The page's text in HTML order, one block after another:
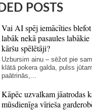
POSTS
Vai AI spēj iemācīties blefot
labāk nekā pasaules labākie
kāršu spēlētāji?
Uzbursim ainu – sēžot pie
klātā pokera galda, pulss
paātrinās,...
Kāpēc uzvalkam jāatrodas
mūsdienīga vīrieša